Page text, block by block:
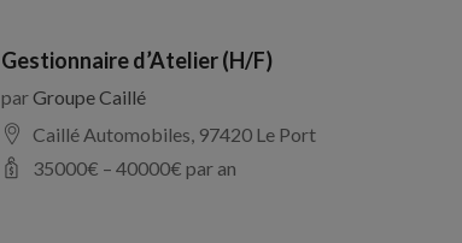
Gestionnaire d’Atelier (H/F)
parGroupe Caillé
Caillé Automobiles, 97420 Le Port
35000€ – 40000€ par an